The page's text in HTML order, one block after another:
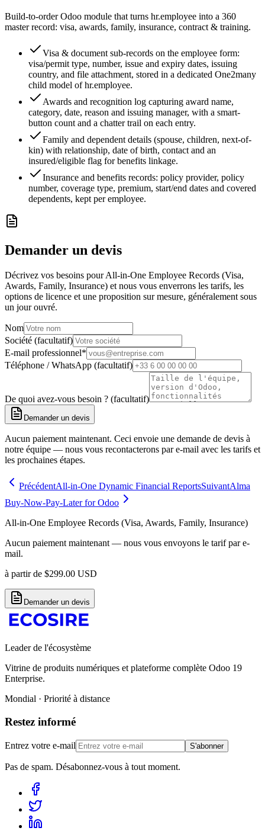
Build-to-order Odoo module that turns hr.employee into a 360
master record: visa, awards, family, insurance, contract & training.
Visa & document sub-records on the employee form:
visa/permit type, number, issue and expiry dates, issuing
country, and file attachment, stored in a dedicated One2many
child model of hr.employee.
Awards and recognition log capturing award name,
category, date, reason and issuing manager, with a smart-
button count and a chatter trail on each entry.
Family and dependent details (spouse, children, next-of-
kin) with relationship, date of birth, contact and an
insured/eligible flag for benefits linkage.
Insurance and benefits records: policy provider, policy
number, coverage type, premium, start/end dates and covered
dependents, kept per employee.
Demander un devis
Décrivez vos besoins pour All-in-One Employee Records (Visa,
Awards, Family, Insurance) et nous vous enverrons les tarifs, les
options de licence et une proposition sur mesure, généralement sous
un jour ouvré.
Nom
Société (facultatif)
E-mail professionnel*
Téléphone / WhatsApp (facultatif)
De quoi avez-vous besoin ? (facultatif)
Demander un devis
Aucun paiement maintenant. Ceci envoie une demande de devis à
notre équipe — nous vous recontacterons par e-mail avec les tarifs et
les prochaines étapes.
PrécédentAll-in-One Dynamic Financial ReportsSuivantAlma
Buy-Now-Pay-Later for Odoo
All-in-One Employee Records (Visa, Awards, Family, Insurance)
Aucun paiement maintenant — nous vous envoyons le tarif par e-
mail.
à partir de $299.00 USD
Demander un devis
Leader de l'écosystème
Vitrine de produits numériques et plateforme complète Odoo 19
Enterprise.
Mondial · Priorité à distance
Restez informé
Entrez votre e-mail S'abonner
Pas de spam. Désabonnez-vous à tout moment.